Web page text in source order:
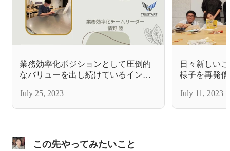
業務効率化ポジションとして圧倒的
なバリューを出し続けているインタ
前編
July 25, 2023
日々新しい
様子を再発
July 11, 2023
この先やってみたいこと